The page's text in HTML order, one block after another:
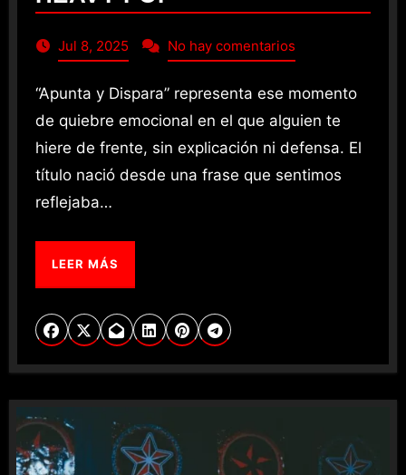
Jul 8, 2025 No hay comentarios
“Apunta y Dispara” representa ese momento
de quiebre emocional en el que alguien te
hiere de frente, sin explicación ni defensa. El
título nació desde una frase que sentimos
reflejaba…
LEER MÁS